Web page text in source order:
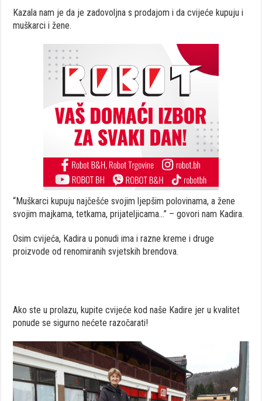
Kazala nam je da je zadovoljna s prodajom i da cvijeće kupuju i
muškarci i žene.
“Muškarci kupuju najčešće svojim ljepšim polovinama, a žene
svojim majkama, tetkama, prijateljicama…” – govori nam Kadira.
Osim cvijeća, Kadira u ponudi ima i razne kreme i druge
proizvode od renomiranih svjetskih brendova.
Ako ste u prolazu, kupite cvijeće kod naše Kadire jer u kvalitet
ponude se sigurno nećete razočarati!